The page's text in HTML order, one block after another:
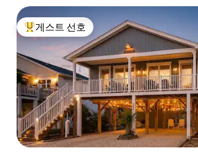
상위 게스트 선호
게스트 선호